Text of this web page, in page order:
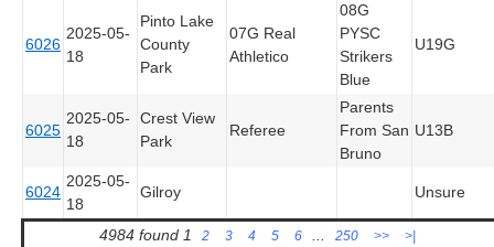
6026
2025-05-
18
Pinto Lake
County
Park
07G Real
Athletico
08G
PYSC
Strikers
Blue
U19G
6025
2025-05-
18
Crest View
Park
Referee
Parents
From San
Bruno
U13B
6024
2025-05-
18
Gilroy Unsure
4984 found 1 2 3 4 5 6 ... 250 >> >|